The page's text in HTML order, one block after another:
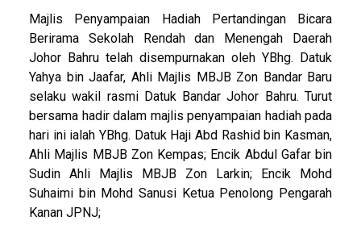
Majlis Penyampaian Hadiah Pertandingan Bicara
Berirama Sekolah Rendah dan Menengah Daerah
Johor Bahru telah disempurnakan oleh YBhg. Datuk
Yahya bin Jaafar, Ahli Majlis MBJB Zon Bandar Baru
selaku wakil rasmi Datuk Bandar Johor Bahru. Turut
bersama hadir dalam majlis penyampaian hadiah pada
hari ini ialah YBhg. Datuk Haji Abd Rashid bin Kasman,
Ahli Majlis MBJB Zon Kempas; Encik Abdul Gafar bin
Sudin Ahli Majlis MBJB Zon Larkin; Encik Mohd
Suhaimi bin Mohd Sanusi Ketua Penolong Pengarah
Kanan JPNJ;